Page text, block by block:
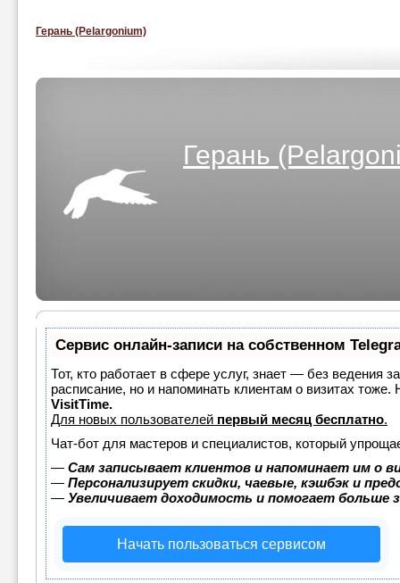
Герань (Pelargonium)
Герань
Сервис онлайн-записи на собственном
Тот, кто работает в сфере услуг, знает — без ведения
расписание, но и напоминать клиентам о визитах
VisitTime.
Для новых пользователей первый месяц бесплатно.
Чат-бот для мастеров и специалистов, который
— Сам записывает клиентов и напоминает им о
— Персонализирует скидки, чаевые, кэшбэк и
— Увеличивает доходимость и помогает больше
Начать пользоваться сервисом